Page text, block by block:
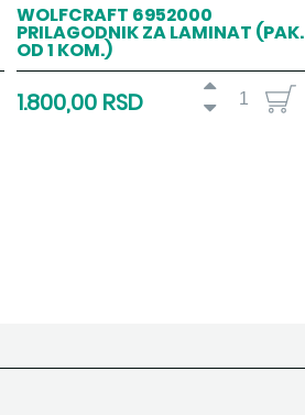
WOLFCRAFT 6952000
PRILAGODNIK ZA LAMINAT (PAK.
OD 1 KOM.)
1.800,00 RSD